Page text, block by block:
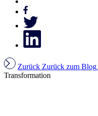
Zurück Zurück zum Blog
Transformation